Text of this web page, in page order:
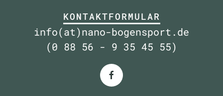
KONTAKTFORMULAR
info(at)nano-bogensport.de
(0 88 56 - 9 35 45 55)